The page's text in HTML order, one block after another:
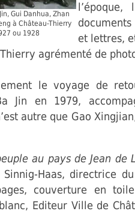
Gui Danhua, Zhan
à Château-Thierry
ou 1928
et lettres,
agrémenté de
le voyage de
Jin en 1979,
autre que Gao
au pays de Jean de
Haas, directrice
couverture en
Editeur Ville de